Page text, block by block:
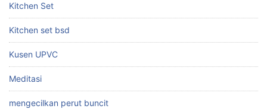
Kitchen Set
Kitchen set bsd
Kusen UPVC
Meditasi
mengecilkan perut buncit